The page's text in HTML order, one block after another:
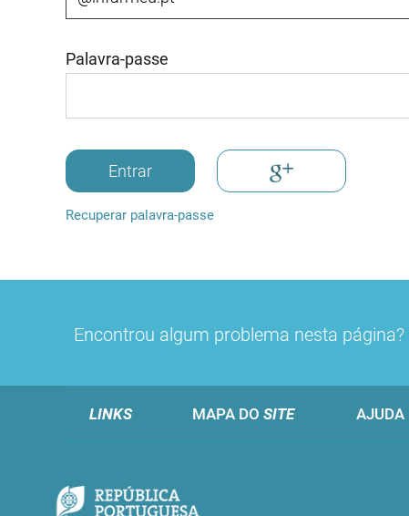
Palavra-passe
Entrar
Recuperar palavra-passe
Encontrou algum problema nesta página?
LINKS MAPA DO SITE AJUDA